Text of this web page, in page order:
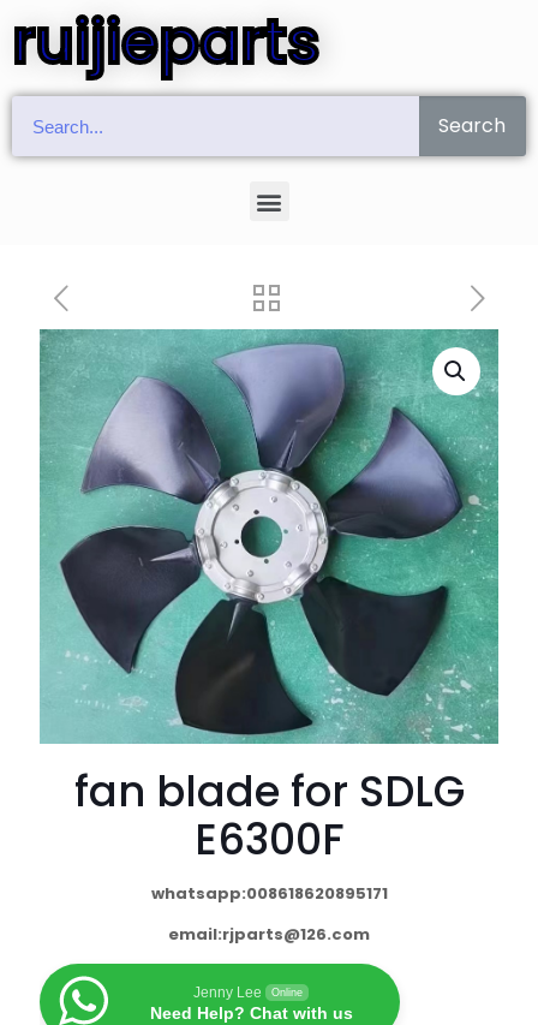
ruijieparts
Search
fan blade for SDLG
E6300F
whatsapp:008618620895171
email:rjparts@126.com
Jenny Lee Online
Need Help? Chat with us